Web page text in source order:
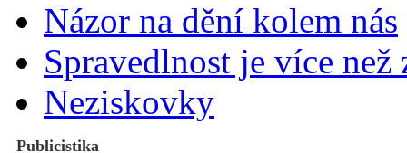
Názor na dění kolem nás
Spravedlnost je více než
Neziskovky
Publicistika